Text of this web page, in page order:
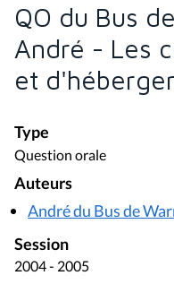
QO du Bus
André - Les
et
Type
Question orale
Auteurs
André du Bus de
Session
2004 - 2005